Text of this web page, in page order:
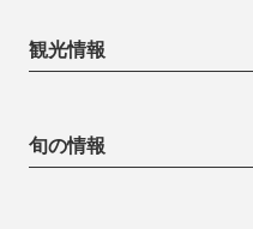
観光情報
旬の情報